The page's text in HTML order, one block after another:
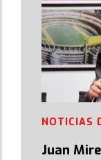
Juan
NOTICIAS